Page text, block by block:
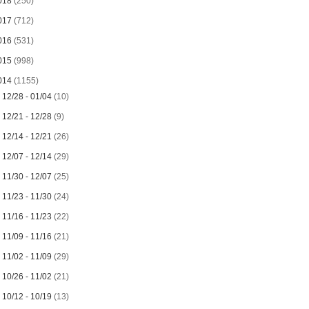
(712)
(531)
(998)
(1155)
12/28 - 01/04(10)
12/21 - 12/28(9)
12/14 - 12/21(26)
12/07 - 12/14(29)
11/30 - 12/07(25)
11/23 - 11/30(24)
11/16 - 11/23(22)
11/09 - 11/16(21)
11/02 - 11/09(29)
10/26 - 11/02(21)
10/12 - 10/19(13)